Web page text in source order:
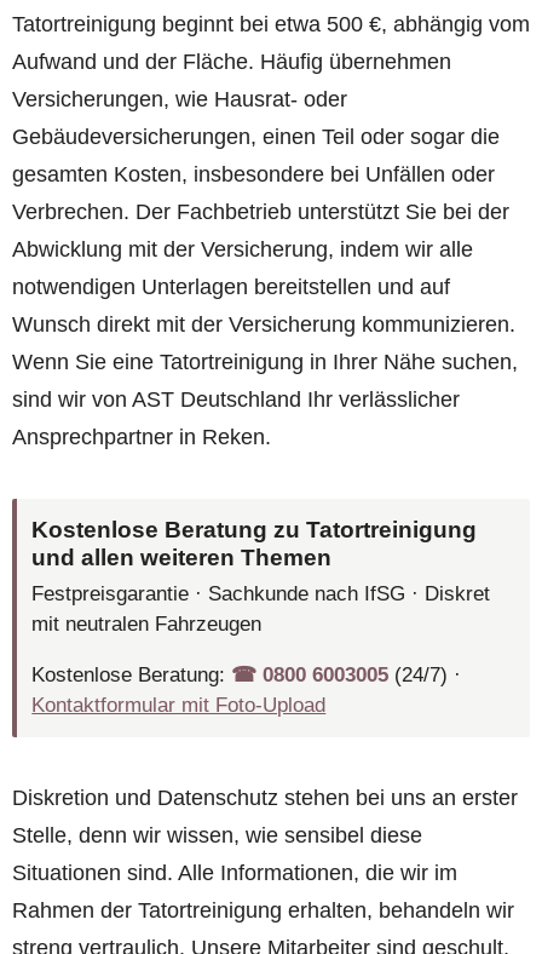
Tatortreinigung beginnt bei etwa 500 €, abhängig vom
Aufwand und der Fläche. Häufig übernehmen
Versicherungen, wie Hausrat- oder
Gebäudeversicherungen, einen Teil oder sogar die
gesamten Kosten, insbesondere bei Unfällen oder
Verbrechen. Der Fachbetrieb unterstützt Sie bei der
Abwicklung mit der Versicherung, indem wir alle
notwendigen Unterlagen bereitstellen und auf
Wunsch direkt mit der Versicherung kommunizieren.
Wenn Sie eine Tatortreinigung in Ihrer Nähe suchen,
sind wir von AST Deutschland Ihr verlässlicher
Ansprechpartner in Reken.
Kostenlose Beratung zu Tatortreinigung
und allen weiteren Themen
Festpreisgarantie · Sachkunde nach IfSG · Diskret
mit neutralen Fahrzeugen
Kostenlose Beratung: ☎︎ 0800 6003005 (24/7) ·
Kontaktformular mit Foto-Upload
Diskretion und Datenschutz stehen bei uns an erster
Stelle, denn wir wissen, wie sensibel diese
Situationen sind. Alle Informationen, die wir im
Rahmen der Tatortreinigung erhalten, behandeln wir
streng vertraulich. Unsere Mitarbeiter sind geschult,